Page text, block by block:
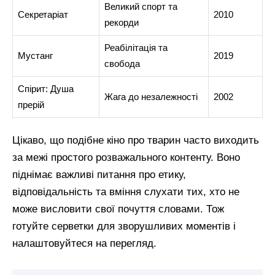
Секретаріат
Великий спорт та
рекорди
2010
Мустанг
Реабілітація та
свобода
2019
Спірит: Душа
прерій
Жага до незалежності 2002
Цікаво, що подібне кіно про тварин часто виходить
за межі простого розважального контенту. Воно
піднімає важливі питання про етику,
відповідальність та вміння слухати тих, хто не
може висловити свої почуття словами. Тож
готуйте серветки для зворушливих моментів і
налаштовуйтеся на перегляд.